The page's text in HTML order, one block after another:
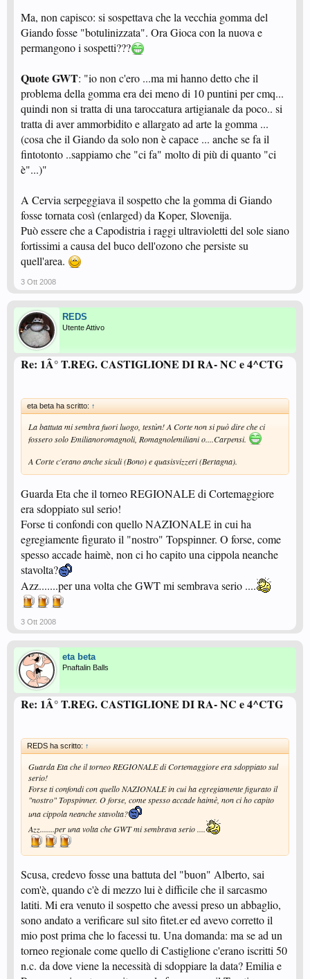
Ma, non capisco: si sospettava che la vecchia gomma del
Giando fosse "botulinizzata". Ora Gioca con la nuova e
permangono i sospetti???
Quote GWT: "io non c'ero ...ma mi hanno detto che il
problema della gomma era dei meno di 10 puntini per cmq...
quindi non si tratta di una taroccatura artigianale da poco.. si
tratta di aver ammorbidito e allargato ad arte la gomma ...
(cosa che il Giando da solo non è capace ... anche se fa il
fintotonto ..sappiamo che "ci fa" molto di più di quanto "ci
è"...)"
A Cervia serpeggiava il sospetto che la gomma di Giando
fosse tornata così (enlarged) da Koper, Slovenija.
Può essere che a Capodistria i raggi ultravioletti del sole siano
fortissimi a causa del buco dell'ozono che persiste su
quell'area.
3 Ott 2008
REDS
Utente Attivo
Re: 1Â° T.REG. CASTIGLIONE DI RA- NC e 4^CTG
eta beta ha scritto: ↑
La battuta mi sembra fuori luogo, testùn! A Corte non si può dire che ci
fossero solo Emilianoromagnoli, Romagnolemiliani o....Carpensi.
A Corte c'erano anche siculi (Bono) e quasisvizzeri (Bertagna).
Guarda Eta che il torneo REGIONALE di Cortemaggiore
era sdoppiato sul serio!
Forse ti confondi con quello NAZIONALE in cui ha
egregiamente figurato il "nostro" Topspinner. O forse, come
spesso accade haimè, non ci ho capito una cippola neanche
stavolta?
Azz.......per una volta che GWT mi sembrava serio ....
3 Ott 2008
eta beta
Pnaftalin Balls
Re: 1Â° T.REG. CASTIGLIONE DI RA- NC e 4^CTG
REDS ha scritto: ↑
Guarda Eta che il torneo REGIONALE di Cortemaggiore era sdoppiato sul
serio!
Forse ti confondi con quello NAZIONALE in cui ha egregiamente figurato il
"nostro" Topspinner. O forse, come spesso accade haimè, non ci ho capito
una cippola neanche stavolta?
Azz.......per una volta che GWT mi sembrava serio ....
Scusa, credevo fosse una battuta del "buon" Alberto, sai
com'è, quando c'è di mezzo lui è difficile che il sarcasmo
latiti. Mi era venuto il sospetto che avessi preso un abbaglio,
sono andato a verificare sul sito fitet.er ed avevo corretto il
mio post prima che lo facessi tu. Una domanda: ma se ad un
torneo regionale come quello di Castiglione c'erano iscritti 50
n.c. da dove viene la necessità di sdoppiare la data? Emilia e